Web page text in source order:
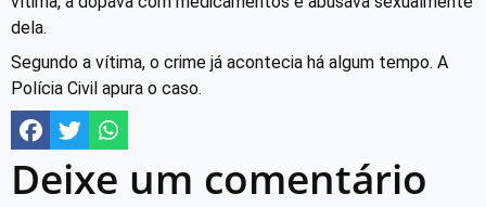
dela.
Segundo a vítima, o crime já acontecia há algum tempo. A
Polícia Civil apura o caso.
Deixe um comentário